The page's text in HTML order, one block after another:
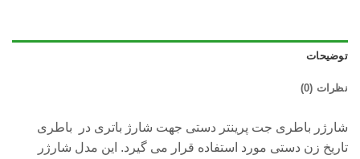
توضیحات
نظرات (0)
شارژر باطری جت پرینتر دستی جهت شارژ باتری در باطری
تاریخ زن دستی مورد استفاده قرار می گیرد. این مدل شارژر